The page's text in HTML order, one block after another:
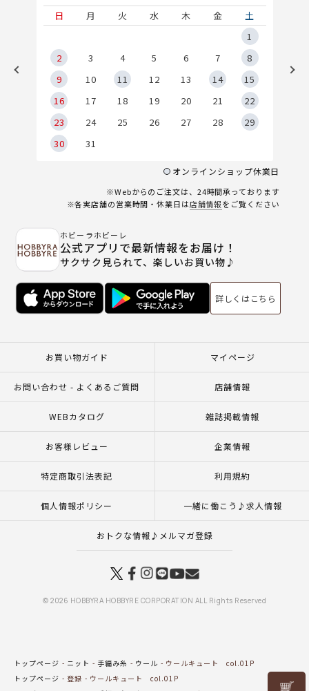
日
月 火 水 木 金
土
1
2
3 4 5 6 7
8
9
10 11 12 13 14
15
16
17 18 19 20 21
22
23
24 25 26 27 28
29
30
31
オンラインショップ休業日
※Webからのご注文は、24時間承っております
※各実店舗の営業時間・休業日は店舗情報をご覧ください
ホビーラホビーレ
公式アプリで最新情報をお届け！
サクサク見られて、楽しいお買い物♪
詳しくはこちら
お買い物ガイド マイページ
お問い合わせ - よくあるご質問 店舗情報
WEBカタログ 雑誌掲載情報
お客様レビュー 企業情報
特定商取引法表記 利用規約
個人情報ポリシー 一緒に働こう♪求人情報
おトクな情報♪メルマガ登録
© 2026 HOBBYRA HOBBYRE CORPORATION ALL Rights Reserved
トップページ ニット 手編み糸 ウール
ウールキュート col.01P
トップページ
登録
ウールキュート col.01P